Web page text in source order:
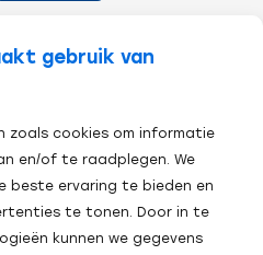
gebruik van
zoals cookies om informatie
en/of te raadplegen. We
beste ervaring te bieden en
te tonen. Door in te
kunnen we gegevens